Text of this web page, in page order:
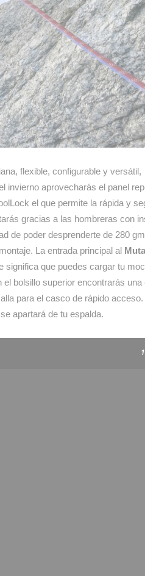
flexible, configurable y
invierno aprovecharás el panel
el que permite la rápida y
gracias a las hombreras con
de poder desprenderte de 280
La entrada principal al
que puedes cargar tu
bolsillo superior encontrarás una
para el casco de rápido
apartará de tu espalda.
1